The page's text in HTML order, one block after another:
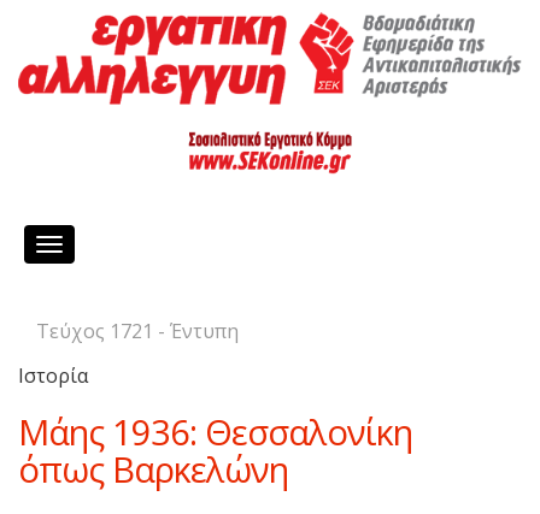
Toggle
Τεύχος 1721 - Έντυπη
Ιστορία
Μάης 1936: Θεσσαλονίκη
όπως Βαρκελώνη